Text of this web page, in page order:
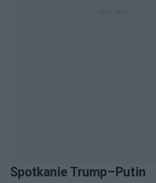
Spotkanie Trump–Putin